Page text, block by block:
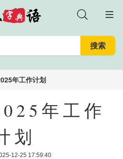
年工作计划
年工作
划
12-25 17:59:40